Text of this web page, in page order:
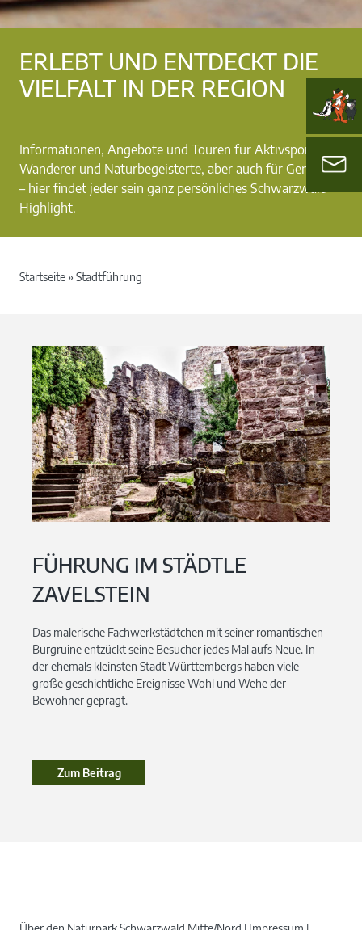
ERLEBT UND ENTDECKT DIE
VIELFALT IN DER REGION
Informationen, Angebote und Touren für Aktivsportler,
Wanderer und Naturbegeisterte, aber auch für Genießer
– hier findet jeder sein ganz persönliches Schwarzwald-
Highlight.
Startseite» Stadtführung
FÜHRUNG IM STÄDTLE
ZAVELSTEIN
Das malerische Fachwerkstädtchen mit seiner romantischen
Burgruine entzückt seine Besucher jedes Mal aufs Neue. In
der ehemals kleinsten Stadt Württembergs haben viele
große geschichtliche Ereignisse Wohl und Wehe der
Bewohner geprägt.
Zum Beitrag